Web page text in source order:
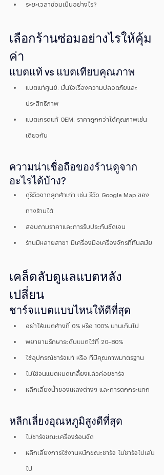
ระยะเวลาซ่อมเป็นอย่างไร?
เลือกร้านซ่อมอย่างไรให้คุ้ม
ค่า
แบตแท้ vs แบตเทียบคุณภาพ
แบตแท้ศูนย์: มั่นใจเรื่องความปลอดภัยและ
ประสิทธิภาพ
แบตเกรดแท้ OEM: ราคาถูกกว่าได้คุณภาพเช่น
เดียวกัน
ความน่าเชื่อถือของร้านดูจาก
อะไรได้บ้าง?
ดูรีวิวจากลูกค้าเก่า เช่น รีวิว Google Map ของ
ทางร้านได้
สอบถามราคาและการรับประกันชัดเจน
ร้านมีหลายสาขา มีเครื่องมือเครื่องจักรที่ทันสมัย
เคล็ดลับดูแลแบตหลัง
เปลี่ยน
ชาร์จแบตแบบไหนให้ดีที่สุด
อย่าให้แบตค้างที่ 0% หรือ 100% นานเกินไป
พยายามรักษาระดับแบตไว้ที่ 20–80%
ใช้อุปกรณ์ชาร์จแท้ หรือ ที่มีคุณภาพมาตรฐาน
ไม่ใช้จนแบตหมดเกลี้ยงแล้วค่อยชาร์จ
หลีกเลี่ยงน้ำของเหลงต่างๆ และการตกกระแทก
หลีกเลี่ยงอุณหภูมิสูงดีที่สุด
ไม่ชาร์จขณะเครื่องร้อนจัด
หลีกเลี่ยงการใช้งานหนักขณะชาร์จ ไม่ชาร์จไปเล่น
ไป